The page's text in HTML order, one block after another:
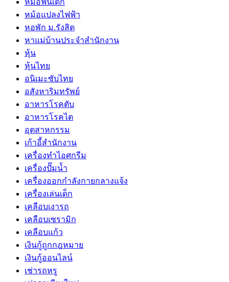
หม้อแปลงไฟฟ้า
หอพัก ม.รังสิต
หาแม่บ้านประจำสำนักงาน
หุ้น
หุ้นไทย
อนิเมะซับไทย
อสังหาริมทรัพย์
อาหารโรคตับ
อาหารโรคไต
อุตสาหกรรม
เก้าอี้สำนักงาน
เครื่องทำไอศกรีม
เครื่องปั๊มน้ำ
เครื่องออกกำลังกายกลางแจ้ง
เครื่องเล่นเด็ก
เคลือบเงารถ
เคลือบเซรามิก
เคลือบแก้ว
เงินกู้ถูกกฎหมาย
เงินกู้ออนไลน์
เช่ารถหรู